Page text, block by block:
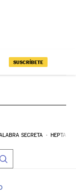
SUSCRÍBETE
SECRETA